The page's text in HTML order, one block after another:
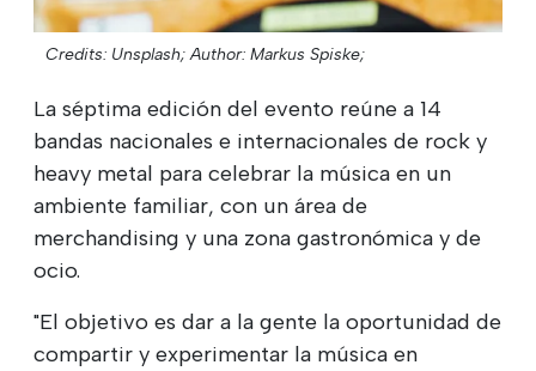
Credits: Unsplash; Author: Markus Spiske;
La séptima edición del evento reúne a 14
bandas nacionales e internacionales de rock y
heavy metal para celebrar la música en un
ambiente familiar, con un área de
merchandising y una zona gastronómica y de
ocio.
"El objetivo es dar a la gente la oportunidad de
compartir y experimentar la música en